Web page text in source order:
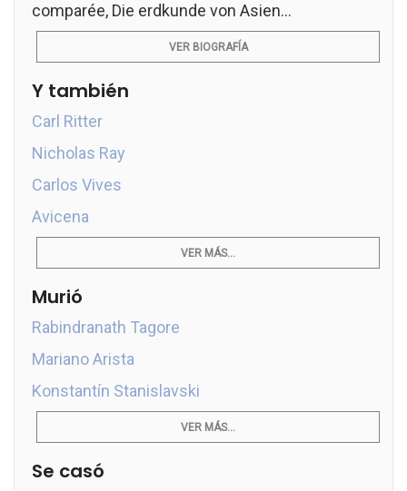
comparée, Die erdkunde von Asien...
VER BIOGRAFÍA
Y también
Carl Ritter
Nicholas Ray
Carlos Vives
Avicena
VER MÁS...
Murió
Rabindranath Tagore
Mariano Arista
Konstantín Stanislavski
VER MÁS...
Se casó